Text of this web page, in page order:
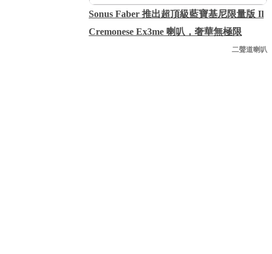
Sonus Faber 推出超頂級藍寶基尼限量版 Il
Cremonese Ex3me 喇叭，奢華無極限
二聲道喇叭